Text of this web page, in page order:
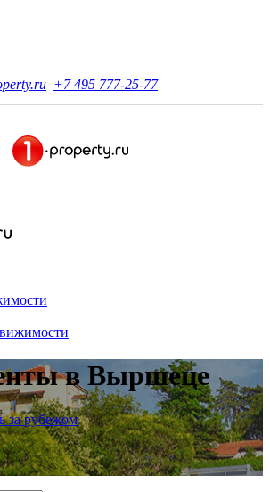
+7 495 777-25-77
в Выршеце
за рубежом